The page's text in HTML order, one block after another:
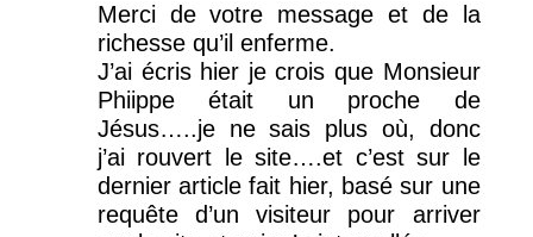
Merci de votre message et de la
richesse qu’il enferme.
J’ai écris hier je crois que Monsieur
Phiippe était un proche de
Jésus…..je ne sais plus où, donc
j’ai rouvert le site….et c’est sur le
dernier article fait hier, basé sur une
requête d’un visiteur pour arriver